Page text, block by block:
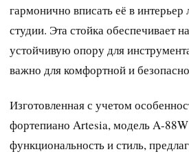
гармонично вписать её в
студии. Эта стойка обеспечивает
устойчивую опору для
важно для комфортной и
Изготовленная с учетом
фортепиано Artesia, модель A-88W
функциональность и стиль,